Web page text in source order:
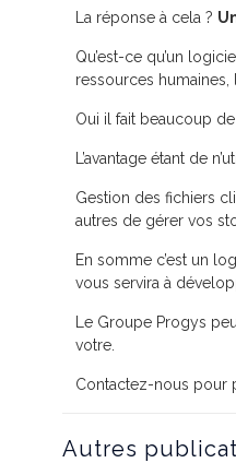
La réponse à cela ?
Qu’est-ce qu’un
ressources
Oui il fait beaucoup
L’avantage étant de
Gestion des fichiers
autres de gérer vos
En somme c’est un
vous servira à
Le Groupe Progys
votre.
Contactez-nous pour
Autres